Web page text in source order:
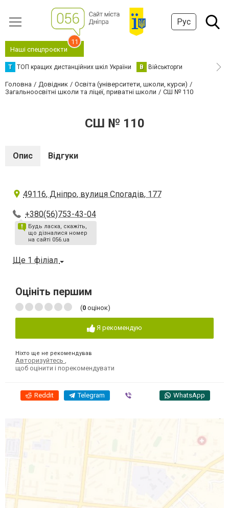
Рус
Наші спецпроєкти
11
Т ТОП кращих дистанційних шкіл України В Військторги
Головна Довідник
Освіта (університети, школи, курси)
Загальноосвітні школи та ліцеї, приватні школи
СШ № 110
СШ № 110
Опис Відгуки
49116, Дніпро, вулиця Спогадів, 177
+380(56)753-43-04
Будь ласка, скажіть,
що дізналися номер
на сайті 056.ua
Ще 1 філіал
Оцініть першим
(0 оцінок)
Я рекомендую
Ніхто ще не рекомендував
Авторизуйтесь
щоб оцінити і порекомендувати
Reddit Telegram WhatsApp